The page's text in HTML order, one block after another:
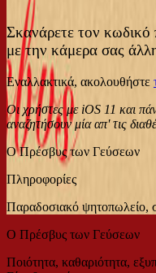
Σκανάρετε τον
με την κάμερα σας
Εναλλακτικά, ακολουθήστε
Οι χρήστες με iOS 11 και
αναζητήσουν μία απ' τις
Ο Πρέσβυς των Γεύσεων
Πληροφορίες
Παραδοσιακό ψητοπωλείο,
Ο Πρέσβυς των Γεύσεων
Ποιότητα, καθαριότητα,